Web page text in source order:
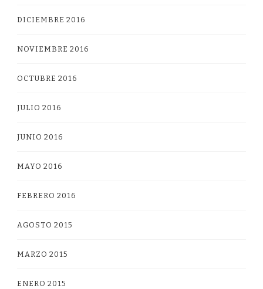
DICIEMBRE 2016
NOVIEMBRE 2016
OCTUBRE 2016
JULIO 2016
JUNIO 2016
MAYO 2016
FEBRERO 2016
AGOSTO 2015
MARZO 2015
ENERO 2015